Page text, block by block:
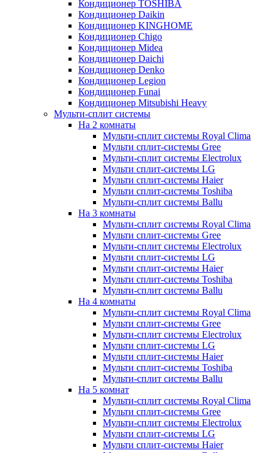
Кондиционер TOSHIBA
Кондиционер Daikin
Кондиционер KINGHOME
Кондиционер Chigo
Кондиционер Midea
Кондиционер Daichi
Кондиционер Denko
Кондиционер Legion
Кондиционер Funai
Кондиционер Mitsubishi Heavy
Мульти-сплит системы
На 2 комнаты
Мульти-сплит системы Royal Clima
Мульти сплит-системы Gree
Мульти-сплит системы Electrolux
Мульти сплит-системы LG
Мульти сплит-системы Haier
Мульти сплит-системы Toshiba
Мульти-сплит системы Ballu
На 3 комнаты
Мульти-сплит системы Royal Clima
Мульти сплит-системы Gree
Мульти-сплит системы Electrolux
Мульти сплит-системы LG
Мульти сплит-системы Haier
Мульти сплит-системы Toshiba
Мульти-сплит системы Ballu
На 4 комнаты
Мульти-сплит системы Royal Clima
Мульти сплит-системы Gree
Мульти-сплит системы Electrolux
Мульти сплит-системы LG
Мульти сплит-системы Haier
Мульти сплит-системы Toshiba
Мульти-сплит системы Ballu
На 5 комнат
Мульти-сплит системы Royal Clima
Мульти сплит-системы Gree
Мульти-сплит системы Electrolux
Мульти сплит-системы LG
Мульти сплит-системы Haier